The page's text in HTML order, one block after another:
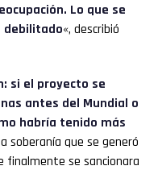
Lo que se
debilitado«, describió
si el proyecto se
antes del Mundial o
habría tenido más
soberanía que se generó
finalmente se sancionara